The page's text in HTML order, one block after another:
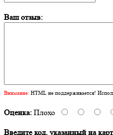
Ваш отзыв:
Внимание: HTML не поддерживается!
Оценка: Плохо
Введите код, указанный на